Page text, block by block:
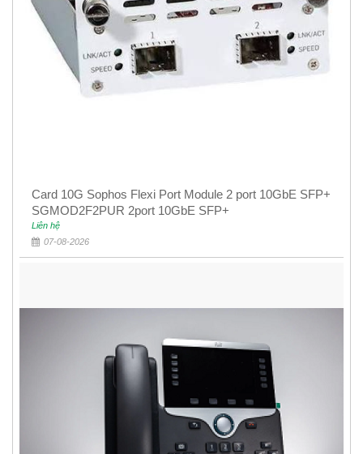
Card 10G Sophos Flexi Port Module 2 port 10GbE SFP+
SGMOD2F2PUR 2port 10GbE SFP+
Liên hệ
07-08-2026